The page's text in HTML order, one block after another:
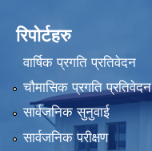
रिपोर्टहरु
वार्षिक प्रगति प्रतिवेदन
चौमासिक प्रगति प्रतिवेदन
सार्वजनिक सुनुवाई
सार्वजनिक परीक्षण